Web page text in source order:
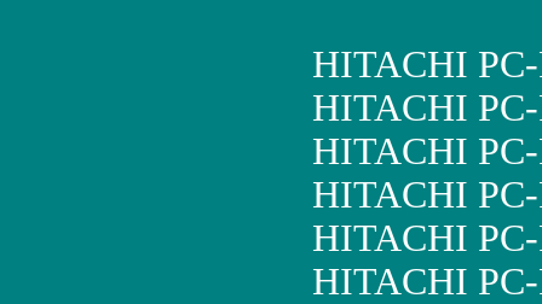
HITACHI
HITACHI
HITACHI
HITACHI
HITACHI
HITACHI